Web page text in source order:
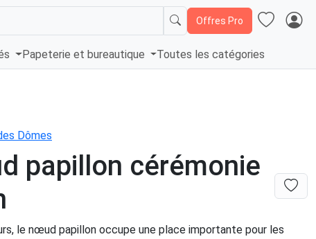
Offres Pro
Papeterie et bureautique Toutes les catégories
Dômes
papillon cérémonie
le nœud papillon occupe une place importante pour les